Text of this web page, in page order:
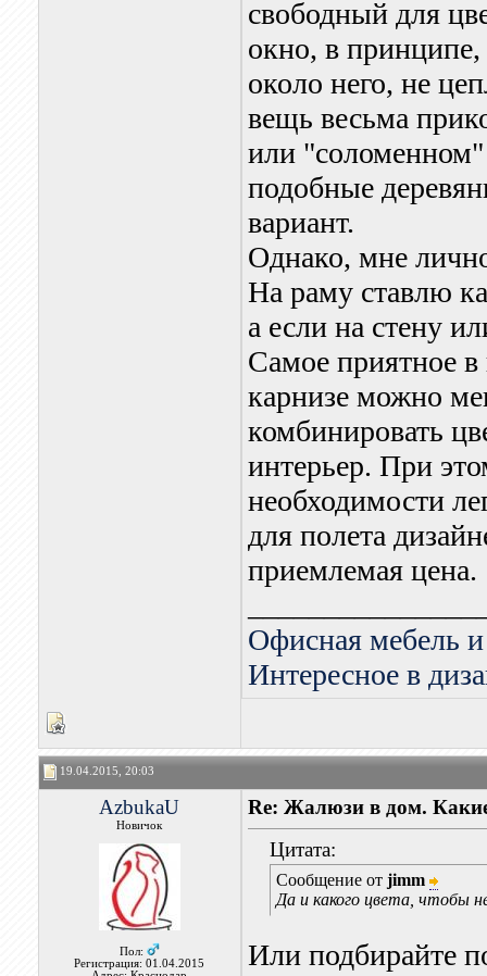
свободный для
окно, в принципе,
около него, не
вещь весьма
или
подобные
вариант.
Однако, мне
На раму ставлю
а если на стену
Самое приятное в
карнизе можно
комбинировать
интерьер. При
необходимости
для полета
приемлемая цена.
Офисная мебель
Интересное в
19.04.2015, 20:03
AzbukaU
Новичок
Пол:
Регистрация: 01.04.2015
Re: Жалюзи в дом.
Цитата:
Сообщение от jimm
Да и какого цвета, чтобы
Или подбирайте